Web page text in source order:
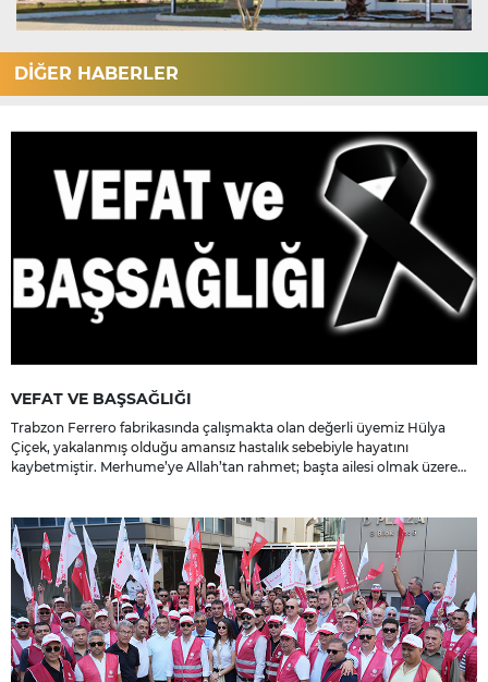
DİĞER HABERLER
VEFAT VE BAŞSAĞLIĞI
Trabzon Ferrero fabrikasında çalışmakta olan değerli üyemiz Hülya
Çiçek, yakalanmış olduğu amansız hastalık sebebiyle hayatını
kaybetmiştir. Merhume’ye Allah’tan rahmet; başta ailesi olmak üzere